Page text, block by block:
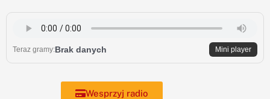
content
Teraz gramy:Brak danych Mini player
Wesprzyj radio